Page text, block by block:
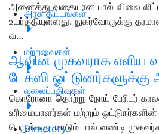
அரசு திட்டங்கள்
மற்றவைகள்
வலைப்பதிவுகள்
Directory
அனைத்து வகையான பால் விலை
உயர்த்தியுள்ளது. நுகர்வோருக்கு
வ…
ஆவின் முகவராக எளிய
டேக்ஸி ஓட்டுனர்களுக்கு
கொரோனா தொற்று நோய் பேரிடர்
உரிமையாளர்கள் மற்றும்
பெருக்க நடமாடும் பால் வண்டி